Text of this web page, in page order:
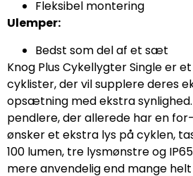
Fleksibel montering
Ulemper:
Bedst som del af et sæt
Knog Plus Cykellygter Single er
cyklister, der vil supplere deres
opsætning med ekstra
pendlere, der allerede har en
ønsker et ekstra lys på cyklen,
100 lumen, tre lysmønstre og
mere anvendelig end mange